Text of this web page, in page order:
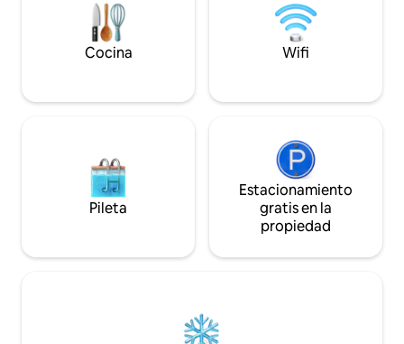
patio privado. A pocos pasos de rutas de
ciclismo y senderismo por el bosque y a
pocos minutos de NAU, el centro de la
ciudad, tiendas y restaurantes.
cuenta que tenés
escalones y
sobre
Cocina Wifi
Pileta
Estacionamiento
gratis en la
propiedad